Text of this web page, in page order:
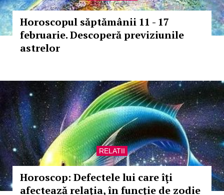
Horoscopul săptămânii 11 - 17
februarie. Descoperă previziunile
astrelor
RELATII
Horoscop: Defectele lui care îţi
afectează relaţia, în funcţie de zodie